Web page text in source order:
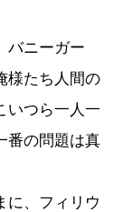
バニーガー
様たち人間の
いつら一人一
番の問題は真
に、フィリウ